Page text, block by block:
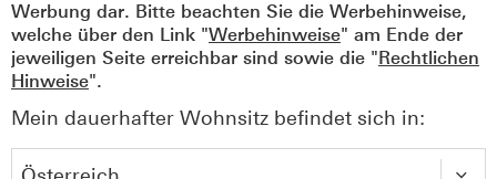
Werbung dar. Bitte beachten Sie die Werbehinweise,
welche über den Link "Werbehinweise" am Ende der
jeweiligen Seite erreichbar sind sowie die "Rechtlichen
Hinweise".
Mein dauerhafter Wohnsitz befindet sich in: